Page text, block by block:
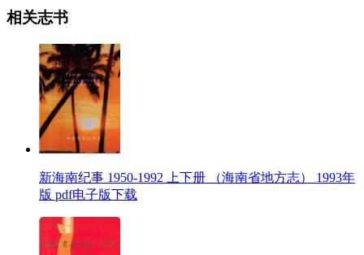
相关志书
新海南纪事 1950-1992 上下册 （海南省地方志） 1993年
版 pdf电子版下载